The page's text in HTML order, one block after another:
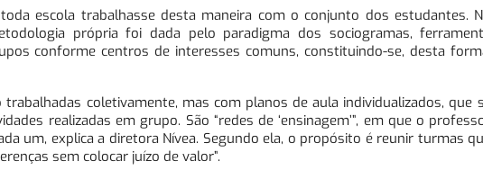
escola trabalhasse desta maneira com o conjunto dos estudantes.
própria foi dada pelo paradigma dos sociogramas,
conforme centros de interesses comuns, constituindo-se, desta
coletivamente, mas com planos de aula individualizados, que
realizadas em grupo. São “redes de ‘ensinagem’”, em que o
um, explica a diretora Nívea. Segundo ela, o propósito é reunir turmas
sem colocar juízo de valor”.